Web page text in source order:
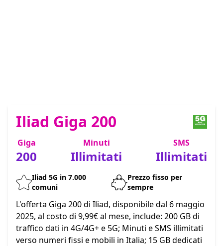
Iliad Giga 200
Giga
200
Minuti
Illimitati
SMS
Illimitati
Iliad 5G in 7.000
comuni
Prezzo fisso per
sempre
L'offerta Giga 200 di Iliad, disponibile dal 6 maggio
2025, al costo di 9,99€ al mese, include: 200 GB di
traffico dati in 4G/4G+ e 5G; Minuti e SMS illimitati
verso numeri fissi e mobili in Italia; 15 GB dedicati